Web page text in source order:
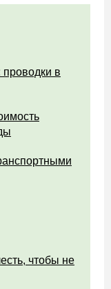
проводки в
чтобы не